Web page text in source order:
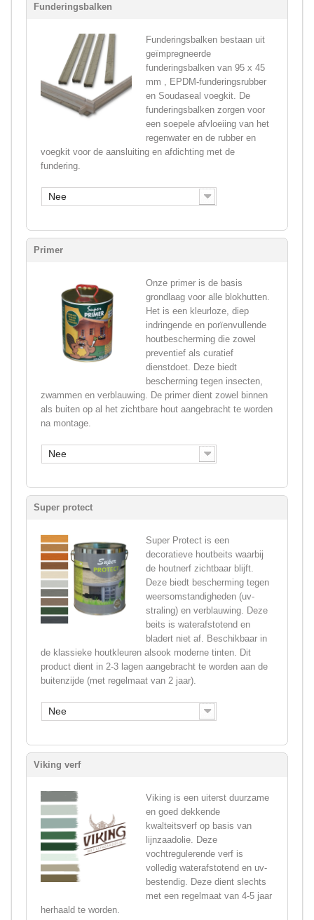
Funderingsbalken
Funderingsbalken bestaan uit
geïmpregneerde
funderingsbalken van 95 x 45
mm , EPDM-funderingsrubber
en Soudaseal voegkit. De
funderingsbalken zorgen voor
een soepele afvloeiing van het
regenwater en de rubber en
voegkit voor de aansluiting en afdichting met de
fundering.
Nee
Primer
Onze primer is de basis
grondlaag voor alle blokhutten.
Het is een kleurloze, diep
indringende en porïenvullende
houtbescherming die zowel
preventief als curatief
dienstdoet. Deze biedt
bescherming tegen insecten,
zwammen en verblauwing. De primer dient zowel binnen
als buiten op al het zichtbare hout aangebracht te worden
na montage.
Nee
Super protect
Super Protect is een
decoratieve houtbeits waarbij
de houtnerf zichtbaar blijft.
Deze biedt bescherming tegen
weersomstandigheden (uv-
straling) en verblauwing. Deze
beits is waterafstotend en
bladert niet af. Beschikbaar in
de klassieke houtkleuren alsook moderne tinten. Dit
product dient in 2-3 lagen aangebracht te worden aan de
buitenzijde (met regelmaat van 2 jaar).
Nee
Viking verf
Viking is een uiterst duurzame
en goed dekkende
kwalteitsverf op basis van
lijnzaadolie. Deze
vochtregulerende verf is
volledig waterafstotend en uv-
bestendig. Deze dient slechts
met een regelmaat van 4-5 jaar
herhaald te worden.